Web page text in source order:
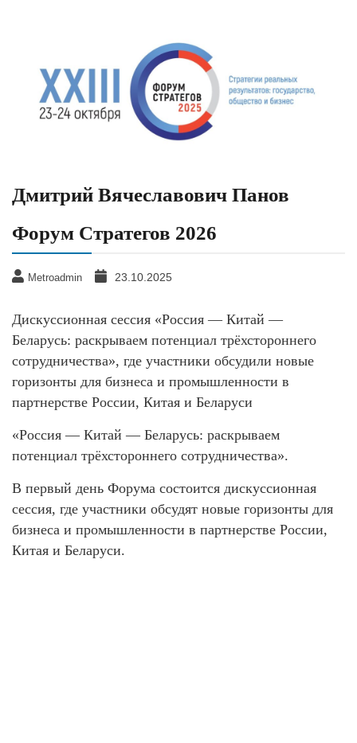
Дмитрий Вячеславович Панов
Форум Стратегов 2026
Metroadmin 23.10.2025
Дискуссионная сессия «Россия — Китай —
Беларусь: раскрываем потенциал трёхстороннего
сотрудничества», где участники обсудили новые
горизонты для бизнеса и промышленности в
партнерстве России, Китая и Беларуси
«Россия — Китай — Беларусь: раскрываем
потенциал трёхстороннего сотрудничества».
В первый день Форума состоится дискуссионная
сессия, где участники обсудят новые горизонты для
бизнеса и промышленности в партнерстве России,
Китая и Беларуси.